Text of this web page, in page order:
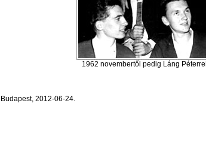
1962 novembertől pedig Láng
Budapest, 2012-06-24.